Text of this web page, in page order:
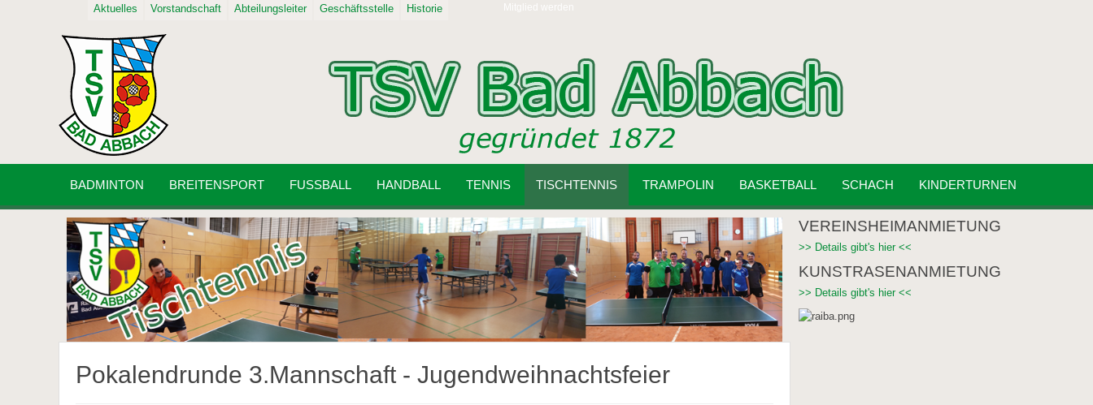
Mitglied werden
Aktuelles Vorstandschaft Abteilungsleiter Geschäftsstelle Historie
BADMINTON BREITENSPORT FUSSBALL HANDBALL TENNIS TISCHTENNIS TRAMPOLIN BASKETBALL SCHACH KINDERTURNEN
Pokalendrunde 3.Mannschaft - Jugendweihnachtsfeier
VEREINSHEIMANMIETUNG
>> Details gibt's hier <<
KUNSTRASENANMIETUNG
>> Details gibt's hier <<